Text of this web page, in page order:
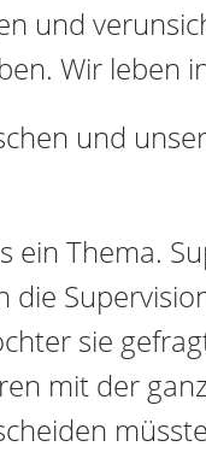
und
Wir leben
und
ein Thema.
sie
mit der